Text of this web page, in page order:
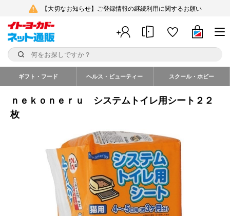
【大切なお知らせ】ご登録情報の継続利用に関するお願い
ギフト・フード ヘルス・ビューティー スクール・ホビー
ｎｅｋｏｎｅｒｕ システムトイレ用シート２２
枚